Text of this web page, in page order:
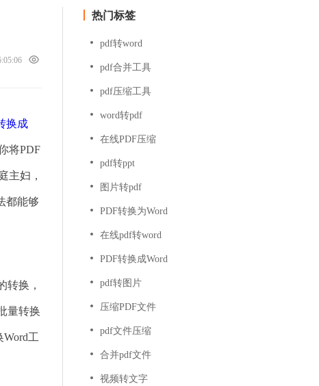
换成
将PDF
主妇，
都能够
转换，
量转换
工
热门标签
pdf转word
pdf合并工具
pdf压缩工具
word转pdf
在线PDF压缩
pdf转ppt
图片转pdf
PDF转换为Word
在线pdf转word
PDF转换成Word
pdf转图片
压缩PDF文件
pdf文件压缩
合并pdf文件
视频转文字